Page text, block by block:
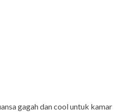
gagah dan cool untuk kamar